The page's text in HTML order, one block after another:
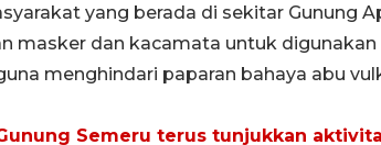
yang berada di sekitar Gunung
masker dan kacamata untuk
menghindari paparan bahaya abu
Semeru terus tunjukkan